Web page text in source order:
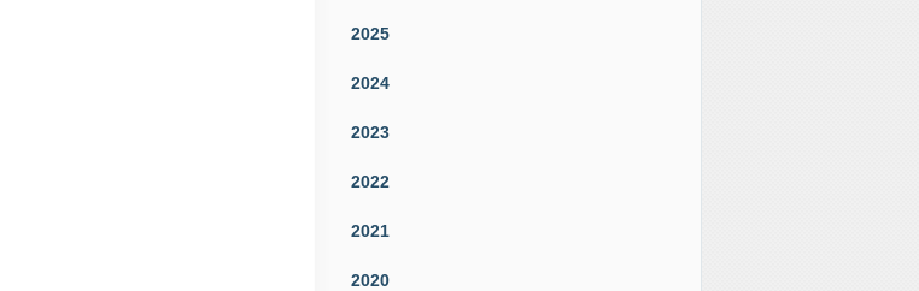
2025
2024
2023
2022
2021
2020